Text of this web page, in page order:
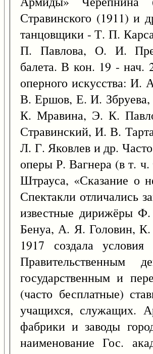
Стравинского (1911) и
танцовщики - Т. П.
П. Павлова, О. И.
балета. В кон. 19 - нач.
оперного искусства:
В. Ершов, Е. И.
К. Мравина, Э. К.
Стравинский, И. В.
Л. Г. Яковлев и др.
оперы Р. Вагнера (в т. ч.
Штрауса, «Сказание о
Спектакли отличались
известные дирижёры
Бенуа, А. Я. Головин,
1917 создала условия
государственным и
(часто бесплатные)
учащихся, служащих.
фабрики и заводы
наименование Гос.